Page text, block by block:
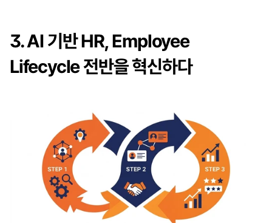
3. AI 기반 HR, Employee
Lifecycle 전반을 혁신하다